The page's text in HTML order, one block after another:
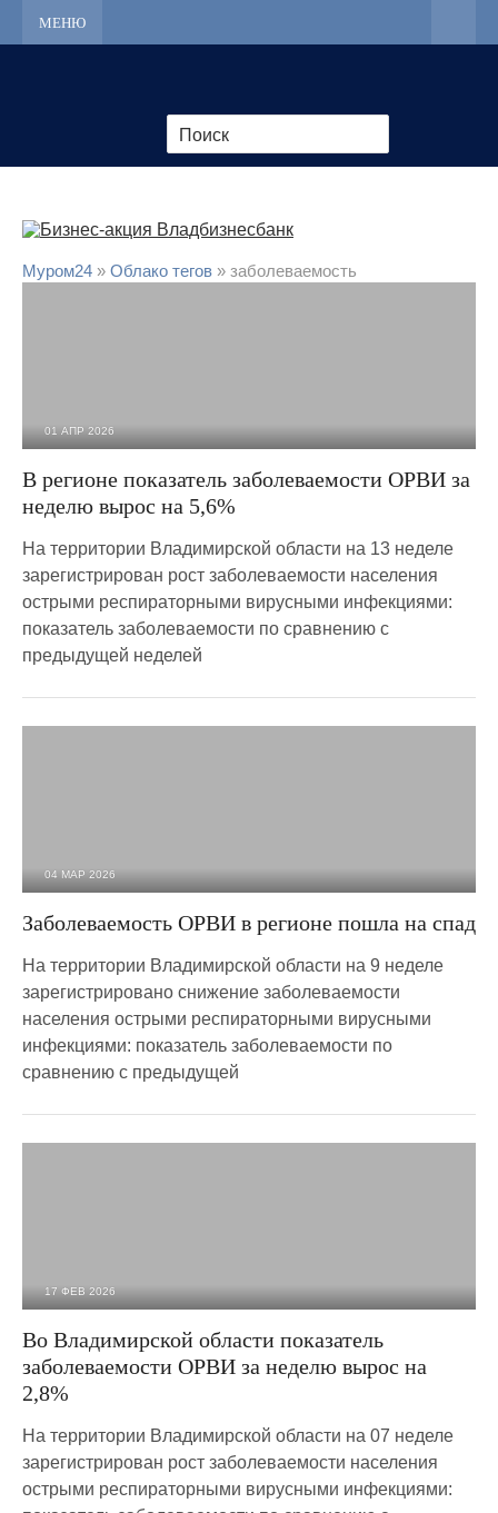
МЕНЮ
Муром24 » Облако тегов » заболеваемость
01 АПР 2026
В регионе показатель заболеваемости ОРВИ за
неделю вырос на 5,6%
На территории Владимирской области на 13 неделе
зарегистрирован рост заболеваемости населения
острыми респираторными вирусными инфекциями:
показатель заболеваемости по сравнению с
предыдущей неделей
04 МАР 2026
Заболеваемость ОРВИ в регионе пошла на спад
На территории Владимирской области на 9 неделе
зарегистрировано снижение заболеваемости
населения острыми респираторными вирусными
инфекциями: показатель заболеваемости по
сравнению с предыдущей
17 ФЕВ 2026
Во Владимирской области показатель
заболеваемости ОРВИ за неделю вырос на
2,8%
На территории Владимирской области на 07 неделе
зарегистрирован рост заболеваемости населения
острыми респираторными вирусными инфекциями: